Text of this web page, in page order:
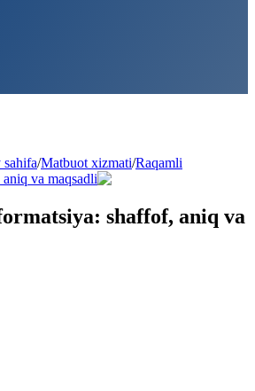
sahifa/Matbuot xizmati/Raqamli
va maqsadli
shaffof, aniq va